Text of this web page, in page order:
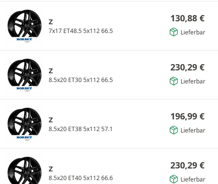
Z
7x17 ET48.5 5x112 66.5
130,88 €
Lieferbar
Z
8.5x20 ET30 5x112 66.5
230,29 €
Lieferbar
Z
8.5x20 ET38 5x112 57.1
196,99 €
Lieferbar
Z
8.5x20 ET40 5x112 66.6
230,29 €
Lieferbar